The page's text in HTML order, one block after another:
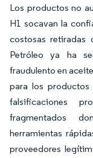
Los productos no
H1 socavan la
costosas retiradas
Petróleo ya ha
fraudulento en
para los productos
falsificaciones
fragmentados
herramientas
proveedores